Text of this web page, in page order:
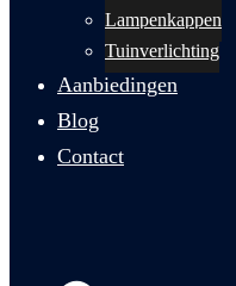
Lampenkappen
Tuinverlichting
Aanbiedingen
Blog
Contact